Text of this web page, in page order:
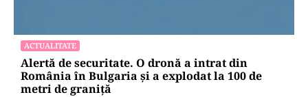
ACTUALITATE
Alertă de securitate. O dronă a intrat din
România în Bulgaria şi a explodat la 100 de
metri de graniţă